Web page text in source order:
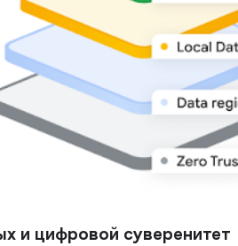
и цифровой суверенитет